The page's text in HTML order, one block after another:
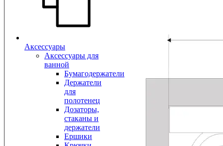
Аксессуары
Аксессуары для
ванной
Бумагодержатели
Держатели
для
полотенец
Дозаторы,
стаканы и
держатели
Ершики